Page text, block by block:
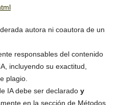
autora ni coautora de un
responsables del contenido
incluyendo su exactitud,
plagio.
IA debe ser declarado y
en la sección de Métodos